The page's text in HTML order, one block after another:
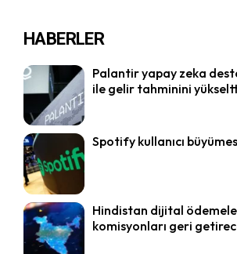
HABERLER
Palantir yapay zeka
ile gelir tahminini
Spotify kullanıcı
Hindistan dijital
komisyonları geri